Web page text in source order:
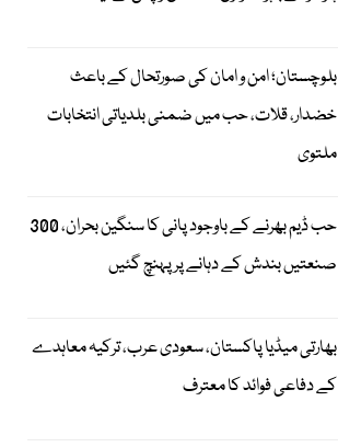
بلوچستان؛ امن و امان کی صورتحال کے باعث
خضدار، قلات، حب میں ضمنی بلدیاتی انتخابات
ملتوی
حب ڈیم بھرنے کے باوجود پانی کا سنگین بحران، 300
صنعتیں بندش کے دہانے پر پہنچ گئیں
بھارتی میڈیا پاکستان، سعودی عرب، ترکیہ معاہدے
کے دفاعی فوائد کا معترف